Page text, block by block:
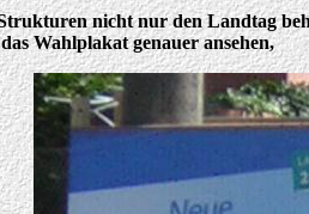
nicht nur den Landtag
Wahlplakat genauer ansehen,